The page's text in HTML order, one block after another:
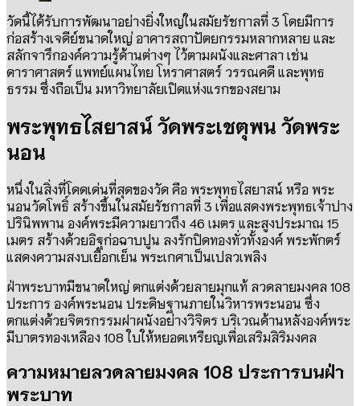
วัดนี้ได้รับการพัฒนาอย่างยิ่งใหญ่ในสมัยรัชกาลที่ 3 โดยมีการ
ก่อสร้างเจดีย์ขนาดใหญ่ อาคารสถาปัตยกรรมหลากหลาย และ
สลักจารึกองค์ความรู้ด้านต่างๆ ไว้ตามผนังและศาลา เช่น
ดาราศาสตร์ แพทย์แผนไทย โหราศาสตร์ วรรณคดี และพุทธ
ธรรม ซึ่งถือเป็น มหาวิทยาลัยเปิดแห่งแรกของสยาม
พระพุทธไสยาสน์ วัดพระเชตุพน วัดพระ
นอน
หนึ่งในสิ่งที่โดดเด่นที่สุดของวัด คือ พระพุทธไสยาสน์ หรือ พระ
นอนวัดโพธิ์ สร้างขึ้นในสมัยรัชกาลที่ 3 เพื่อแสดงพระพุทธเจ้าปาง
ปรินิพพาน องค์พระมีความยาวถึง 46 เมตร และสูงประมาณ 15
เมตร สร้างด้วยอิฐก่อฉาบปูน ลงรักปิดทองทั่วทั้งองค์ พระพักตร์
แสดงความสงบเยือกเย็น พระเกศาเป็นเปลวเพลิง
ฝ่าพระบาทมีขนาดใหญ่ ตกแต่งด้วยลายมุกแท้ ลวดลายมงคล 108
ประการ องค์พระนอน ประดิษฐานภายในวิหารพระนอน ซึ่ง
ตกแต่งด้วยจิตรกรรมฝาผนังอย่างวิจิตร บริเวณด้านหลังองค์พระ
มีบาตรทองเหลือง 108 ใบให้หยอดเหรียญเพื่อเสริมสิริมงคล
ความหมายลวดลายมงคล 108 ประการบนฝ่า
พระบาท